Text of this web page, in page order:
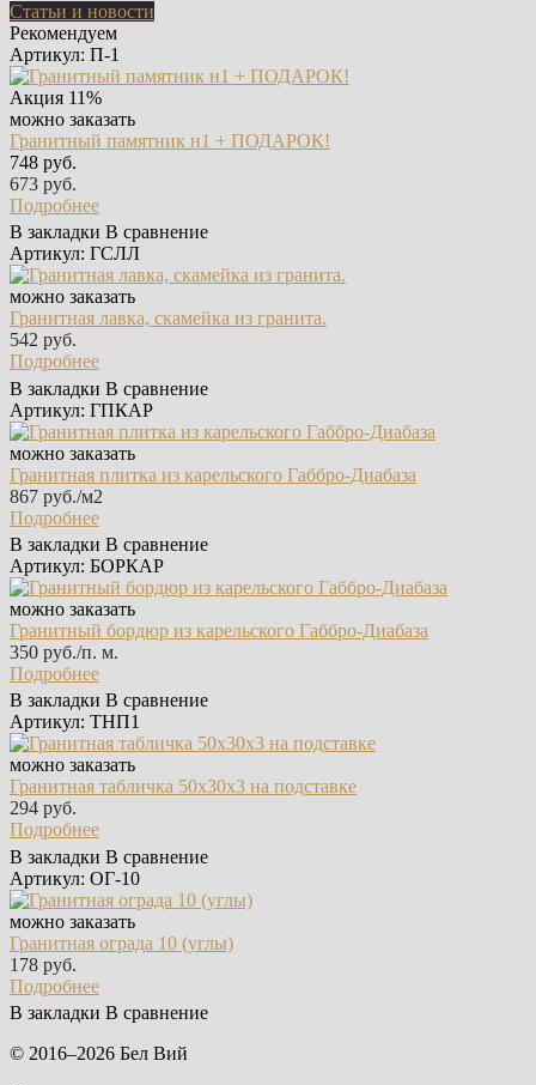
Статьи и новости
Рекомендуем
Артикул: П-1
Акция 11%
можно заказать
Гранитный памятник н1 + ПОДАРОК!
748 руб.
673 руб.
Подробнее
В закладки В сравнение
Артикул: ГСЛЛ
можно заказать
Гранитная лавка, скамейка из гранита.
542 руб.
Подробнее
В закладки В сравнение
Артикул: ГПКАР
можно заказать
Гранитная плитка из карельского Габбро‑Диабаза
867 руб./м2
Подробнее
В закладки В сравнение
Артикул: БОРКАР
можно заказать
Гранитный бордюр из карельского Габбро‑Диабаза
350 руб./п. м.
Подробнее
В закладки В сравнение
Артикул: ТНП1
можно заказать
Гранитная табличка 50х30х3 на подставке
294 руб.
Подробнее
В закладки В сравнение
Артикул: ОГ-10
можно заказать
Гранитная ограда 10 (углы)
178 руб.
Подробнее
В закладки В сравнение
© 2016–2026 Бел Вий